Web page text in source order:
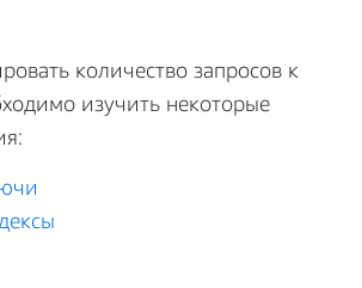
количество запросов к
изучить некоторые